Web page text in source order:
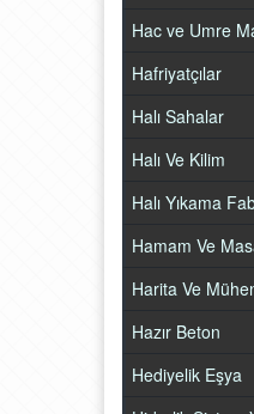
Hac ve Umre
Hafriyatçılar
Halı Sahalar
Halı Ve Kilim
Halı Yıkama
Hamam Ve
Harita Ve
Hazır Beton
Hediyelik Eşya